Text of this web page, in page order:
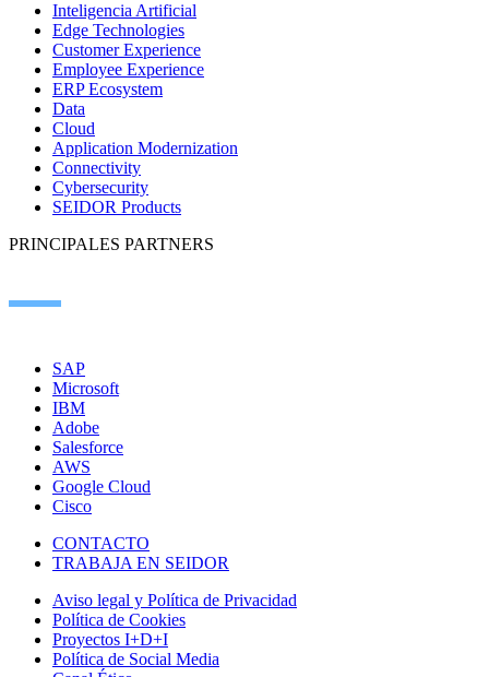
Inteligencia Artificial
Edge Technologies
Customer Experience
Employee Experience
ERP Ecosystem
Data
Cloud
Application Modernization
Connectivity
Cybersecurity
SEIDOR Products
PRINCIPALES PARTNERS
SAP
Microsoft
IBM
Adobe
Salesforce
AWS
Google Cloud
Cisco
CONTACTO
TRABAJA EN SEIDOR
Aviso legal y Política de Privacidad
Política de Cookies
Proyectos I+D+I
Política de Social Media